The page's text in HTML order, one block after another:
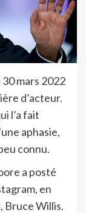
mars 2022
d’acteur.
l’a fait
aphasie,
connu.
a posté
en
Bruce Willis.